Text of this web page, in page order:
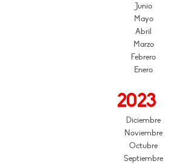
Junio
Mayo
Abril
Marzo
Febrero
Enero
2023
Diciembre
Noviembre
Octubre
Septiembre